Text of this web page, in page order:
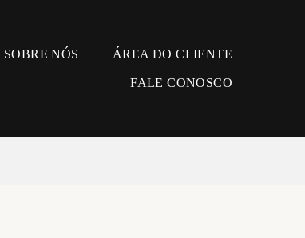
SOBRE NÓS ÁREA DO CLIENTE
FALE CONOSCO